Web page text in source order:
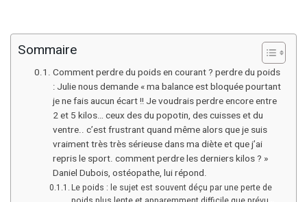
Sommaire
Comment perdre du poids en courant ? perdre du poids
: Julie nous demande « ma balance est bloquée pourtant
je ne fais aucun écart !! Je voudrais perdre encore entre
2 et 5 kilos… ceux des du popotin, des cuisses et du
ventre.. c’est frustrant quand même alors que je suis
vraiment très très sérieuse dans ma diète et que j’ai
repris le sport. comment perdre les derniers kilos ? »
Daniel Dubois, ostéopathe, lui répond.
Le poids : le sujet est souvent déçu par une perte de